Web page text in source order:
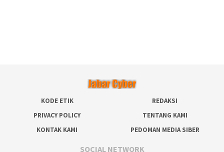
KODE ETIK
REDAKSI
PRIVACY POLICY
TENTANG KAMI
KONTAK KAMI
PEDOMAN MEDIA SIBER
SOCIAL NETWORK